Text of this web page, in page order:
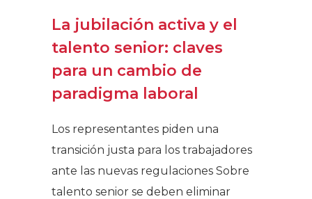
La jubilación activa y el
talento senior: claves
para un cambio de
paradigma laboral
Los representantes piden una
transición justa para los trabajadores
ante las nuevas regulaciones Sobre
talento senior se deben eliminar